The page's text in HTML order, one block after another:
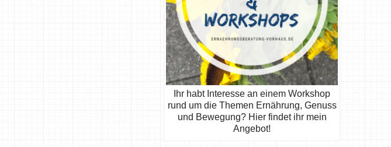
Ihr habt Interesse an einem Workshop
rund um die Themen Ernährung, Genuss
und Bewegung? Hier findet ihr mein
Angebot!